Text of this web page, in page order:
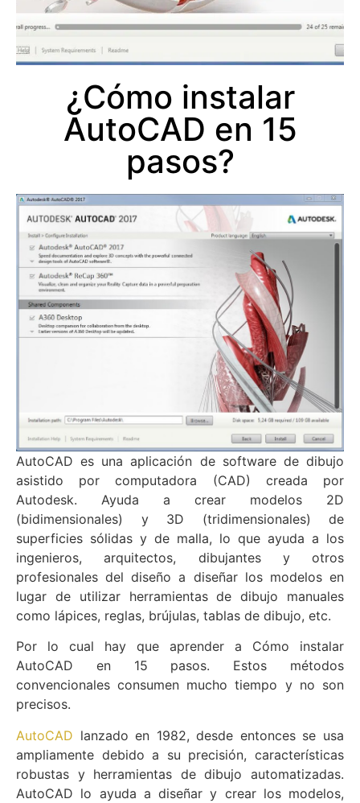
¿Cómo instalar
AutoCAD en 15
pasos?
AutoCAD es una aplicación de software de dibujo
asistido por computadora (CAD) creada por
Autodesk. Ayuda a crear modelos 2D
(bidimensionales) y 3D (tridimensionales) de
superficies sólidas y de malla, lo que ayuda a los
ingenieros, arquitectos, dibujantes y otros
profesionales del diseño a diseñar los modelos en
lugar de utilizar herramientas de dibujo manuales
como lápices, reglas, brújulas, tablas de dibujo, etc.
Por lo cual hay que aprender a Cómo instalar
AutoCAD en 15 pasos. Estos métodos
convencionales consumen mucho tiempo y no son
precisos.
AutoCAD lanzado en 1982, desde entonces se usa
ampliamente debido a su precisión, características
robustas y herramientas de dibujo automatizadas.
AutoCAD lo ayuda a diseñar y crear los modelos,